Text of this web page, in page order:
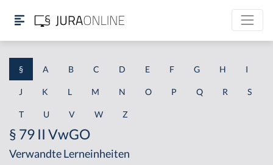
§ A B C D E F G H I
J K L M N O P Q R S
T U V W Z
§ 79 II VwGO
Verwandte Lerneinheiten